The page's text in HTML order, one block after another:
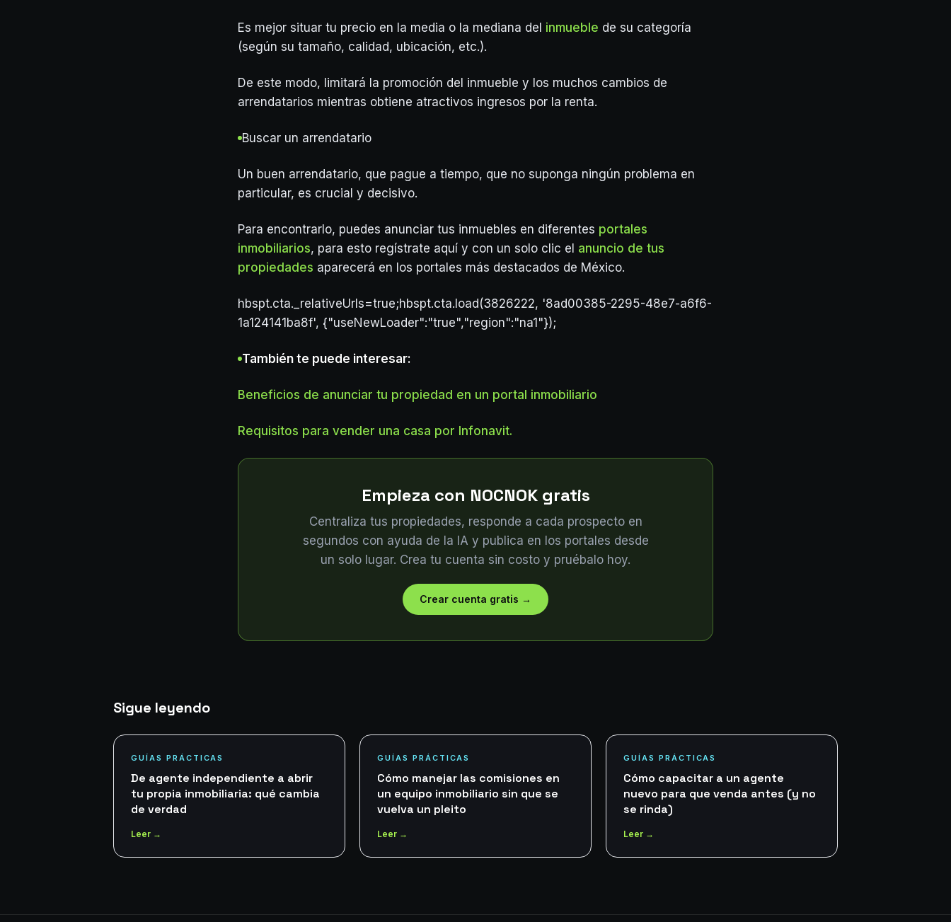
Es mejor situar tu precio en la media o la mediana del inmueble de su categoría
(según su tamaño, calidad, ubicación, etc.).
De este modo, limitará la promoción del inmueble y los muchos cambios de
arrendatarios mientras obtiene atractivos ingresos por la renta.
Buscar un arrendatario
Un buen arrendatario, que pague a tiempo, que no suponga ningún problema en
particular, es crucial y decisivo.
Para encontrarlo, puedes anunciar tus inmuebles en diferentes portales
inmobiliarios, para esto regístrate aquí y con un solo clic el anuncio de tus
propiedades aparecerá en los portales más destacados de México.
hbspt.cta._relativeUrls=true;hbspt.cta.load(3826222, '8ad00385-2295-48e7-a6f6-
1a124141ba8f', {"useNewLoader":"true","region":"na1"});
También te puede interesar:
Beneficios de anunciar tu propiedad en un portal inmobiliario
Requisitos para vender una casa por Infonavit.
Empieza con NOCNOK gratis
Centraliza tus propiedades, responde a cada prospecto en
segundos con ayuda de la IA y publica en los portales desde
un solo lugar. Crea tu cuenta sin costo y pruébalo hoy.
Crear cuenta gratis →
Sigue leyendo
GUÍAS PRÁCTICAS
De agente independiente a abrir
tu propia inmobiliaria: qué cambia
de verdad
Leer →
GUÍAS PRÁCTICAS
Cómo manejar las comisiones en
un equipo inmobiliario sin que se
vuelva un pleito
Leer →
GUÍAS PRÁCTICAS
Cómo capacitar a un agente
nuevo para que venda antes (y no
se rinda)
Leer →